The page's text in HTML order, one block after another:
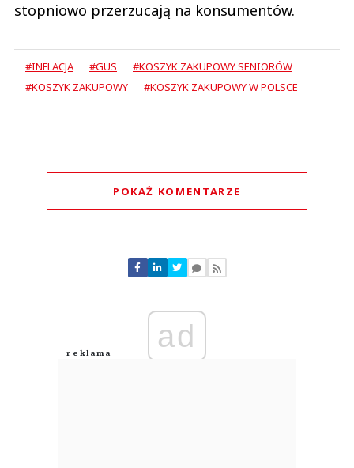
stopniowo przerzucają na konsumentów.
#INFLACJA #GUS
#KOSZYK ZAKUPOWY SENIORÓW
#KOSZYK ZAKUPOWY
#KOSZYK ZAKUPOWY W POLSCE
POKAŻ KOMENTARZE
Nie znaleziono komentarzy
Zostaw swoje komentarze
Anuluj
ad